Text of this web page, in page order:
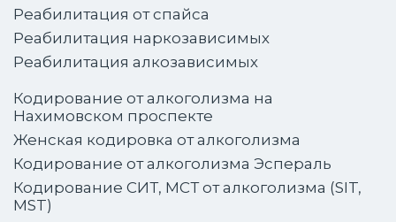
Реабилитация от спайса
Реабилитация наркозависимых
Реабилитация алкозависимых
Кодирование от алкоголизма на
Нахимовском проспекте
Женская кодировка от алкоголизма
Кодирование от алкоголизма Эспераль
Кодирование СИТ, МСТ от алкоголизма (SIT,
MST)